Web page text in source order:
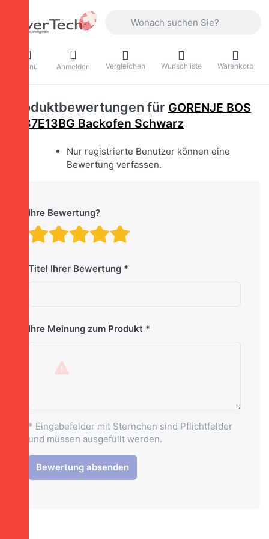
Menü Anmelden Vergleichen Wunschliste Warenkorb
Produktbewertungen für GORENJE BOS
6737E13BG Backofen Schwarz
Nur registrierte Benutzer können eine
Bewertung verfassen.
Ihre Bewertung?
Bewertung: 4 von
Bewertung: 3 von 5
Bewertung: 2 von 5
Bewertung: 1 von 5
Titel Ihrer Bewertung
Ihre Meinung zum Produkt
* Eingabefelder mit Sternchen sind Pflichtfelder
und müssen ausgefüllt werden.
Bewertung absenden